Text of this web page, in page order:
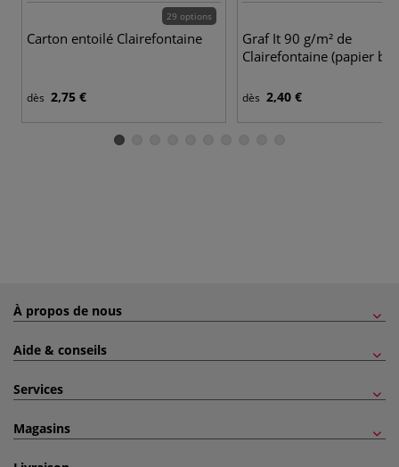
29 options
Carton entoilé Clairefontaine
dès 2,75 €
Graf It 90 g/m² de
Clairefontaine (papier
dès 2,40 €
À propos de nous
Aide & conseils
Services
Magasins